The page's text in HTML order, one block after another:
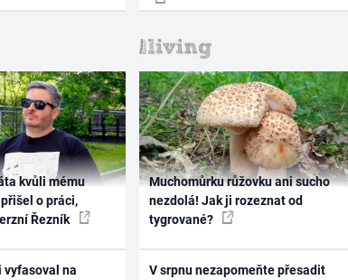
kvůli mému
o práci,
Řezník
vyfasoval na
Muchomůrku růžovku ani sucho
nezdolá! Jak ji rozeznat od
tygrované?
V srpnu nezapomeňte přesadit